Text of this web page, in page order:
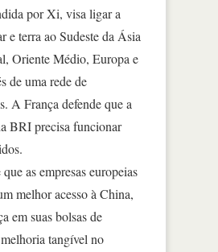
por Xi, visa ligar a
e terra ao Sudeste da Ásia
Oriente Médio, Europa e
de uma rede de
A França defende que a
BRI precisa funcionar
as empresas europeias
melhor acesso à China,
em suas bolsas de
tangível no